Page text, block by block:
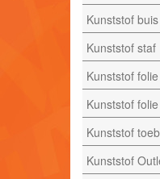
Kunststof buis
Kunststof staf
Kunststof
Kunststof
Kunststof
Kunststof